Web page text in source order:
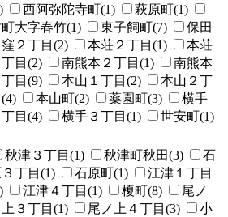
西阿弥陀寺町(1)
萩原町(1)
大字春竹(1) 東子飼町(7)
保田
２丁目(2) 本荘２丁目(1)
本荘
目(2) 南熊本２丁目(1)
南熊本
目(9) 本山１丁目(2)
本山２丁
本山町(2) 薬園町(3)
横手
目(4) 横手３丁目(1)
世安町(1)
秋津３丁目(1) 秋津町秋田(3)
石
丁目(1) 石原町(1)
江津１丁目
江津４丁目(1) 榎町(8)
尾ノ
３丁目(1) 尾ノ上４丁目(3)
小